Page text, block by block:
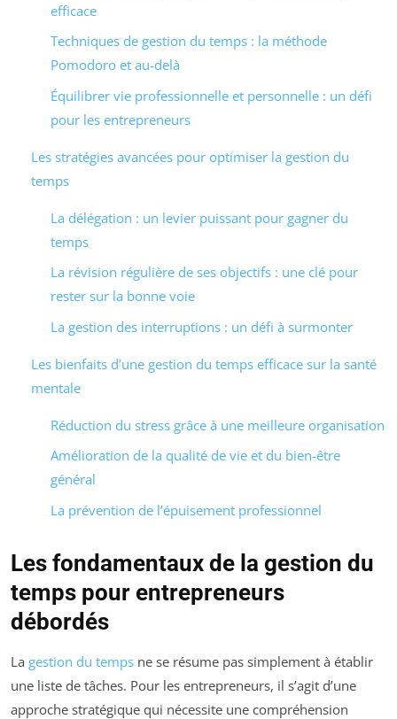
efficace
Techniques de gestion du temps : la méthode
Pomodoro et au-delà
Équilibrer vie professionnelle et personnelle : un défi
pour les entrepreneurs
Les stratégies avancées pour optimiser la gestion du
temps
La délégation : un levier puissant pour gagner du
temps
La révision régulière de ses objectifs : une clé pour
rester sur la bonne voie
La gestion des interruptions : un défi à surmonter
Les bienfaits d’une gestion du temps efficace sur la santé
mentale
Réduction du stress grâce à une meilleure organisation
Amélioration de la qualité de vie et du bien-être
général
La prévention de l’épuisement professionnel
Les fondamentaux de la gestion du
temps pour entrepreneurs
débordés
La gestion du temps ne se résume pas simplement à établir
une liste de tâches. Pour les entrepreneurs, il s’agit d’une
approche stratégique qui nécessite une compréhension